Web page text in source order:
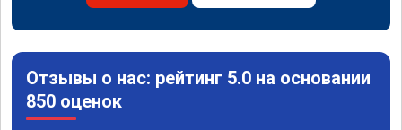
Отзывы о нас: рейтинг 5.0 на основании
850 оценок